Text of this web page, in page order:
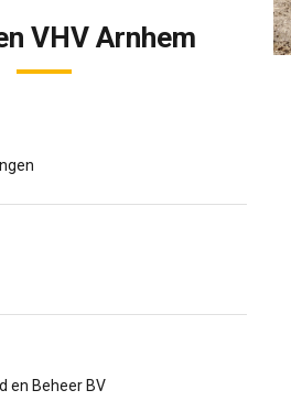
VHV Arnhem
en Beheer BV